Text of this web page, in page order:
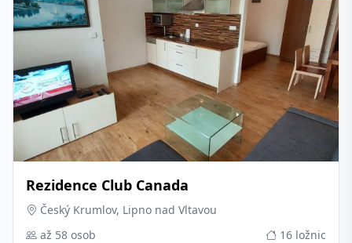
Rezidence Club Canada
Český Krumlov, Lipno nad Vltavou
až 58 osob
16 ložnic